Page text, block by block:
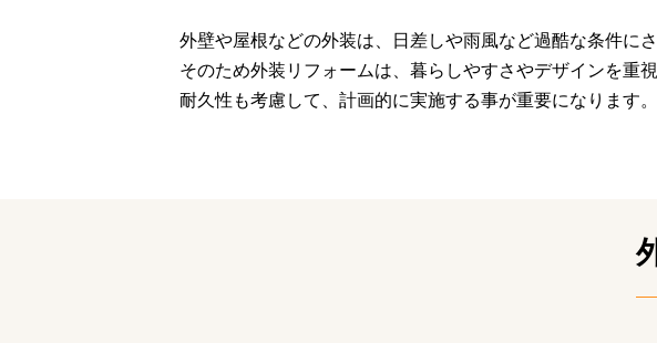
外壁や屋根などの外装は、日差しや雨風など過酷な条件にさ
そのため外装リフォームは、暮らしやすさやデザインを重
耐久性も考慮して、計画的に実施する事が重要になります。